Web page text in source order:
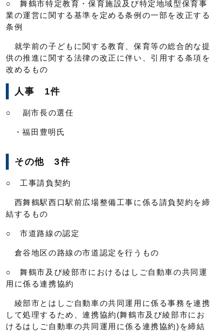
○ 舞鶴市特定教育・保育施設及び特定地域型保育事
業の運営に関する基準を定める条例の一部を改正する
条例
就学前の子どもに関する教育、保育等の総合的な提
供の推進に関する法律の改正に伴い、引用する条項を
改めるもの
人事 1件
○ 副市長の選任
・福田豊明氏
その他 3件
○ 工事請負契約
西舞鶴駅西口駅前広場整備工事に係る請負契約を締
結するもの
○ 市道路線の認定
倉谷地区の路線の市道認定を行うもの
○ 舞鶴市及び綾部市におけるはしご自動車の共同運
用に係る連携協約
綾部市とはしご自動車の共同運用に係る事務を連携
して処理するため、連携協約(舞鶴市及び綾部市にお
けるはしご自動車の共同運用に係る連携協約)を締結